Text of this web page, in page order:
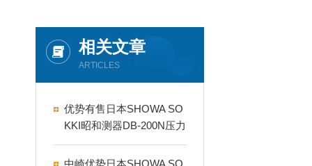
相关文章
ARTICLES
优势有售日本SHOWA SO
KKI昭和测器DB-200N压力
称重传感器
中崎优势日本SHOWA SO